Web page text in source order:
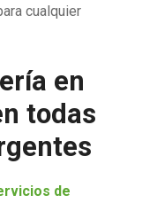
cualquier
en
todas
de